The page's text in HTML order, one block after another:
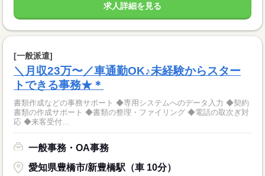
求人詳細を見る
[一般派遣]
＼月収23万〜／車通勤OK♪未経験からスター
トできる事務★＊
書類作成などの事務サポート ◆専用システムへのデータ入力 ◆契約
書類の作成サポート ◆書類の整理・ファイリング ◆電話の取次ぎ対
応 ◆来客受付...
一般事務・OA事務
愛知県豊橋市/新豊橋駅（車 10分）